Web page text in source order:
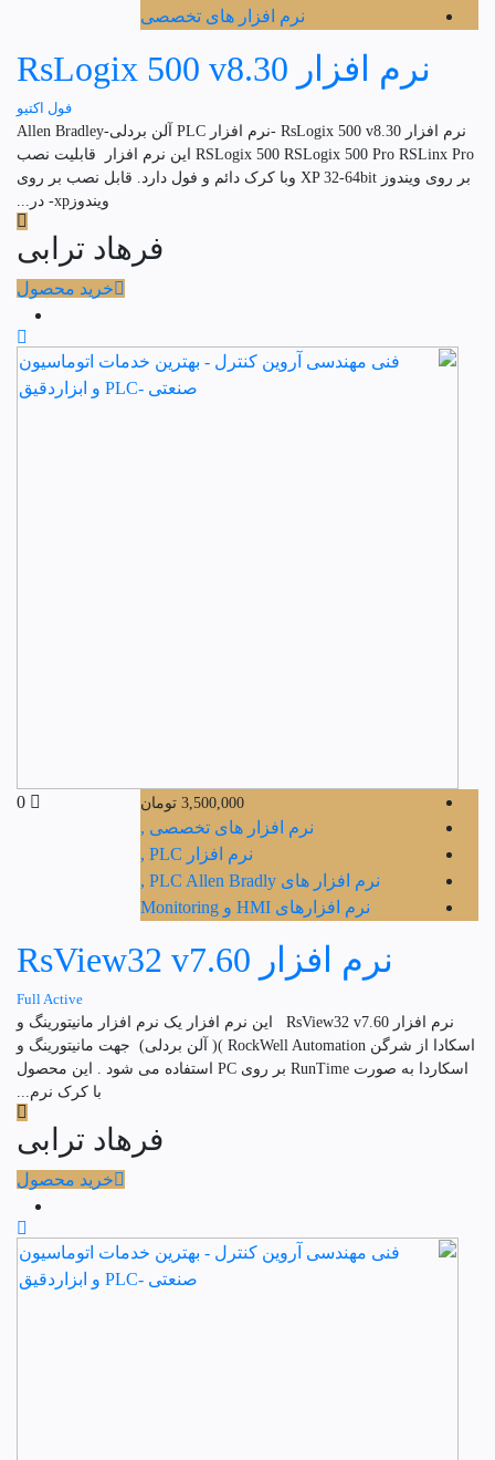
نرم افزار های تخصصی
نرم افزار RsLogix 500 v8.30
فول اکتیو
نرم افزار RsLogix 500 v8.30 -نرم افزار PLC آلن بردلی-Allen Bradley
RSLogix 500 RSLogix 500 Pro RSLinx Pro این نرم افزار قابلیت نصب
بر روی ویندوز XP 32-64bit وبا کرک دائم و فول دارد. قابل نصب بر روی
ویندوزxp- در...
فرهاد ترابی
خرید محصول
3,500,000 تومان
نرم افزار های تخصصی ,
نرم افزار PLC ,
نرم افزار های PLC Allen Bradly ,
نرم افزارهای HMI و Monitoring
نرم افزار RsView32 v7.60
Full Active
نرم افزار RsView32 v7.60 این نرم افزار یک نرم افزار مانیتورینگ و
اسکادا از شرگن RockWell Automation )( آلن بردلی) جهت مانیتورینگ و
اسکاردا به صورت RunTime بر روی PC استفاده می شود . این محصول
با کرک نرم...
فرهاد ترابی
خرید محصول